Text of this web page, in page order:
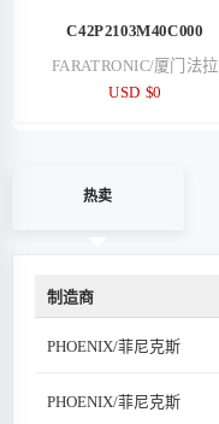
C42P2103M40C000
FARATRONIC/厦门法拉
USD $0
热卖
制造商
PHOENIX/菲尼克斯
PHOENIX/菲尼克斯